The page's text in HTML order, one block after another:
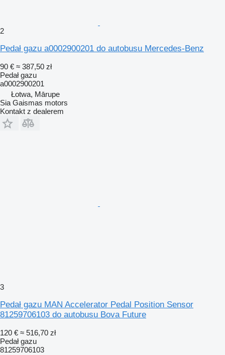
2
Pedał gazu a0002900201 do autobusu Mercedes-Benz
90 € ≈ 387,50 zł
Pedał gazu
a0002900201
Łotwa, Mārupe
Sia Gaismas motors
Kontakt z dealerem
3
Pedał gazu MAN Accelerator Pedal Position Sensor
81259706103 do autobusu Bova Future
120 € ≈ 516,70 zł
Pedał gazu
81259706103